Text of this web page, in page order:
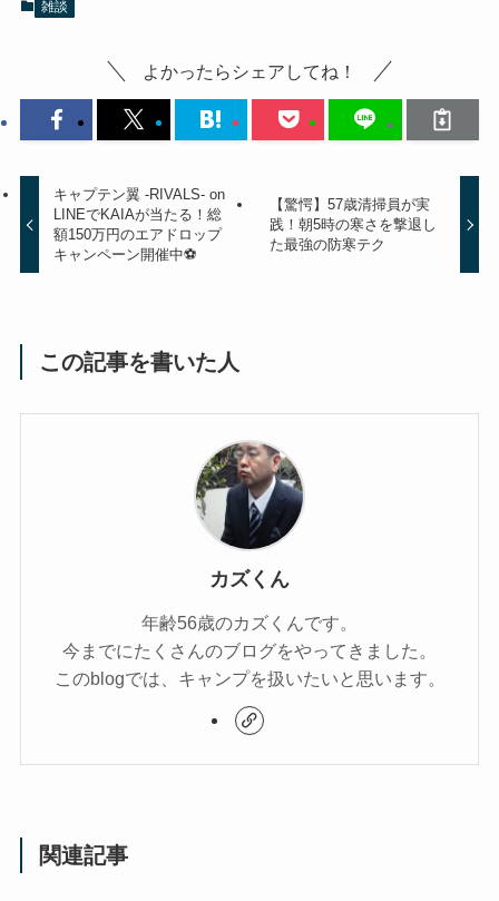
雑談
よかったらシェアしてね！
キャプテン翼 -RIVALS- on
LINEでKAIAが当たる！総
額150万円のエアドロップ
キャンペーン開催中⚽️
【驚愕】57歳清掃員が実
践！朝5時の寒さを撃退し
た最強の防寒テク
この記事を書いた人
カズくん
年齢56歳のカズくんです。
今までにたくさんのブログをやってきました。
このblogでは、キャンプを扱いたいと思います。
関連記事